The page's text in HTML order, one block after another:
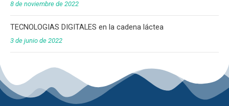
8 de noviembre de 2022
TECNOLOGIAS DIGITALES en la cadena láctea
3 de junio de 2022